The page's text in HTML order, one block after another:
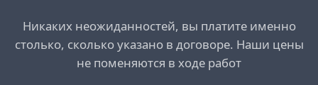
Никаких неожиданностей, вы платите именно
столько, сколько указано в договоре. Наши цены
не поменяются в ходе работ